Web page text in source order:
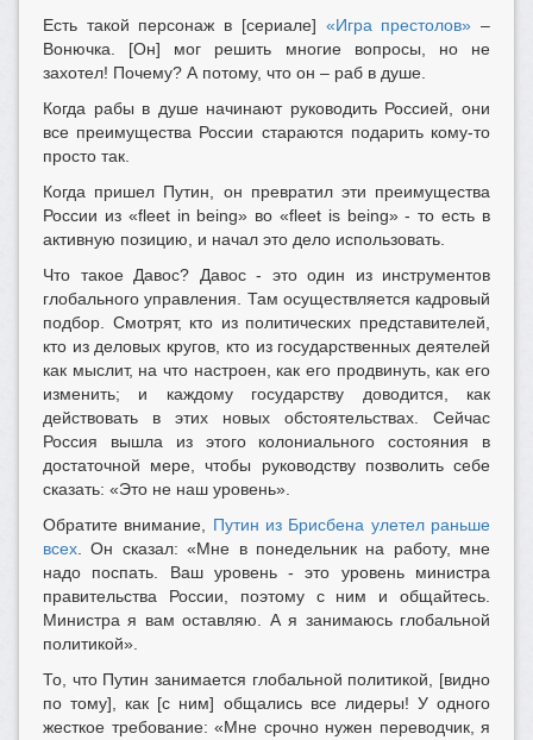
Есть такой персонаж в [сериале] «Игра престолов» –
Вонючка. [Он] мог решить многие вопросы, но не
захотел! Почему? А потому, что он – раб в душе.
Когда рабы в душе начинают руководить Россией, они
все преимущества России стараются подарить кому-то
просто так.
Когда пришел Путин, он превратил эти преимущества
России из «fleet in being» во «fleet is being» - то есть в
активную позицию, и начал это дело использовать.
Что такое Давос? Давос - это один из инструментов
глобального управления. Там осуществляется кадровый
подбор. Смотрят, кто из политических представителей,
кто из деловых кругов, кто из государственных деятелей
как мыслит, на что настроен, как его продвинуть, как его
изменить; и каждому государству доводится, как
действовать в этих новых обстоятельствах. Сейчас
Россия вышла из этого колониального состояния в
достаточной мере, чтобы руководству позволить себе
сказать: «Это не наш уровень».
Обратите внимание, Путин из Брисбена улетел раньше
всех . Он сказал: «Мне в понедельник на работу, мне
надо поспать. Ваш уровень - это уровень министра
правительства России, поэтому с ним и общайтесь.
Министра я вам оставляю. А я занимаюсь глобальной
политикой».
То, что Путин занимается глобальной политикой, [видно
по тому], как [с ним] общались все лидеры! У одного
жесткое требование: «Мне срочно нужен переводчик, я